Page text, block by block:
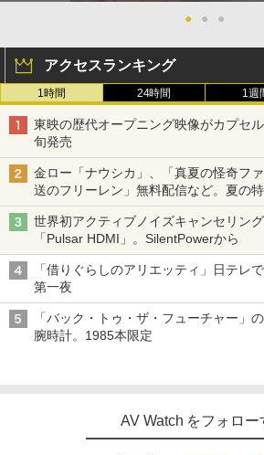
● ● ●
アクセスランキング
1時間 24時間 1週
東映の歴代オープニング映像がカプセ
旬発売
金ロー「ナウシカ」、「真夏の怪奇フ
送のフリーレン」無料配信など。夏の
世界初アクティブノイズキャンセリン
「Pulsar HDMI」。SilentPowerから
「借りぐらしのアリエッティ」日テレ
第一夜
「バック・トゥ・ザ・フューチャー」
腕時計。1985本限定
AV Watch をフォロー